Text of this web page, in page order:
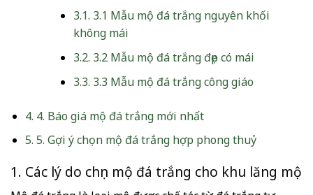
3.1. 3.1 Mẫu mộ đá trắng nguyên khối
không mái
3.2. 3.2 Mẫu mộ đá trắng đẹp có mái
3.3. 3.3 Mẫu mộ đá trắng công giáo
4. 4. Báo giá mộ đá trắng mới nhất
5. 5. Gợi ý chọn mộ đá trắng hợp phong thuỷ
1. Các lý do chọn mộ đá trắng cho khu lăng mộ